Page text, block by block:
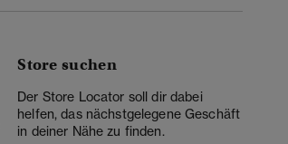
Store suchen
Der Store Locator soll dir dabei
helfen, das nächstgelegene Geschäft
in deiner Nähe zu finden.